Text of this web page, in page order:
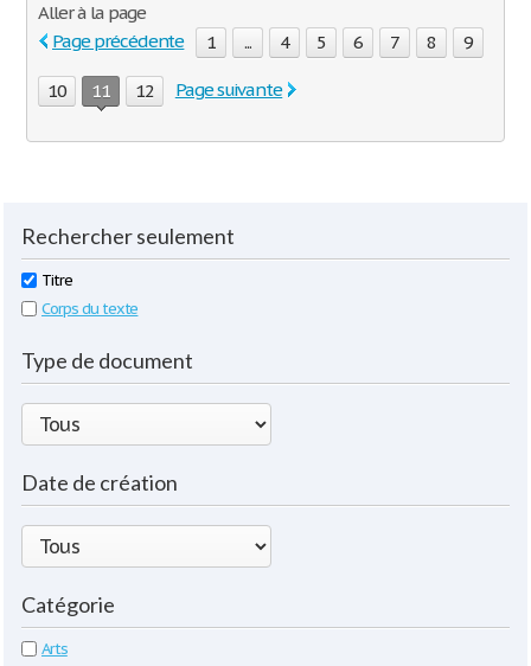
Aller à la page
Page précédente
1 ... 4 5 6 7 8 9
10 11 12 Page suivante
Rechercher seulement
Titre
Corps du texte
Type de document
Date de création
Catégorie
Arts